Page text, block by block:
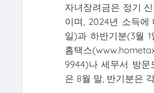
자녀장려금은 정기
이며, 2024년 소득에
일)과 하반기분(3월
홈택스
9944)나 세무서 방
은 8월 말, 반기분은